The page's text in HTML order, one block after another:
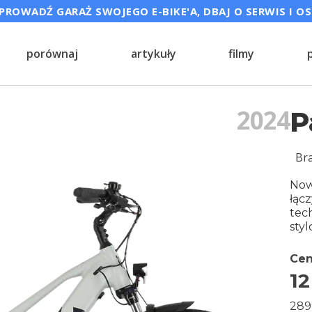
GARAŻ SWOJEGO E-BIKE'A, DBAJ O SERWIS I
porównaj artykuły filmy
2024